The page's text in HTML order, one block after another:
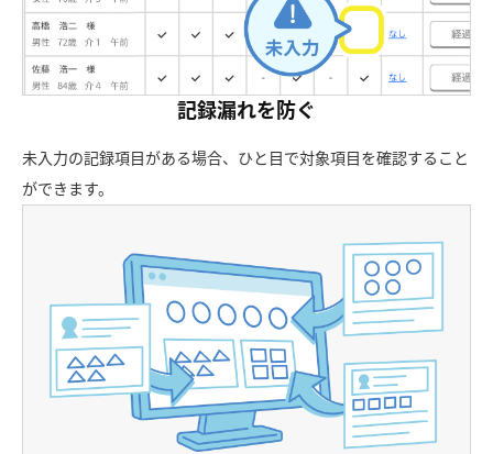
記録漏れを防ぐ
未入力の記録項目がある場合、ひと目で対象項目を確認すること
ができます。